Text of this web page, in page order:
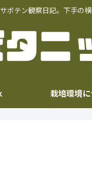
ボテン観察日記。下手の横
栽培環境